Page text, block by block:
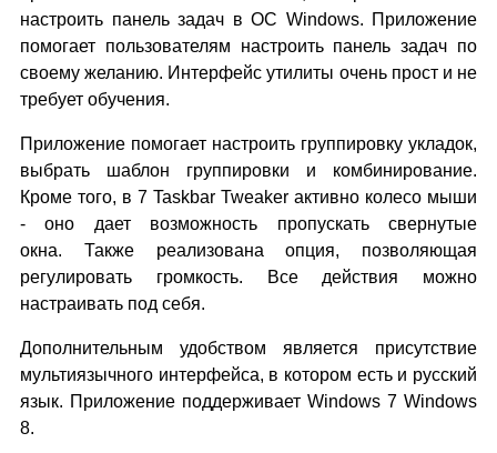
настроить панель задач в ОС Windows. Приложение
помогает пользователям настроить панель задач по
своему желанию. Интерфейс утилиты очень прост и не
требует обучения.
Приложение помогает настроить группировку укладок,
выбрать шаблон группировки и комбинирование.
Кроме того, в 7 Taskbar Tweaker активно колесо мыши
- оно дает возможность пропускать свернутые
окна. Также реализована опция, позволяющая
регулировать громкость. Все действия можно
настраивать под себя.
Дополнительным удобством является присутствие
мультиязычного интерфейса, в котором есть и русский
язык. Приложение поддерживает Windows 7 Windows
8.